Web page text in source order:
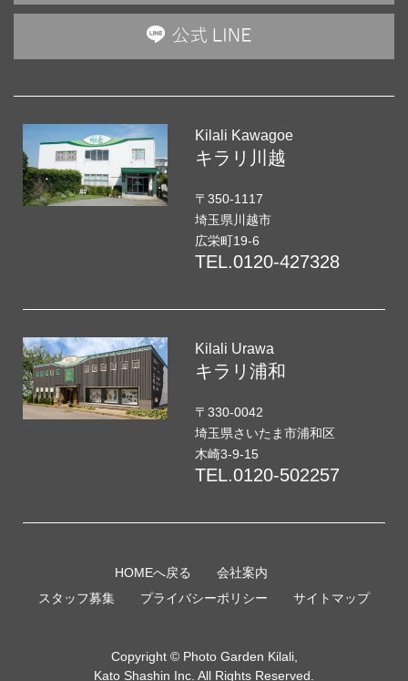
Kilali Kawagoe
キラリ川越
〒350-1117
埼玉県川越市
広栄町19-6
TEL.0120-427328
Kilali Urawa
キラリ浦和
〒330-0042
埼玉県さいたま市浦和区
木崎3-9-15
TEL.0120-502257
HOMEへ戻る
会社案内
スタッフ募集
プライバシーポリシー サイトマップ
Copyright © Photo Garden Kilali,
Kato Shashin Inc. All Rights Reserved.